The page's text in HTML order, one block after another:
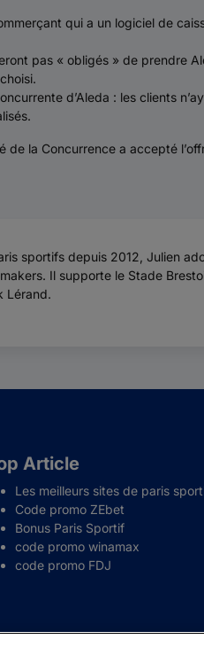
qui a un logiciel de
pas « obligés » de prendre
d’Aleda : les clients
de la Concurrence a accepté
sportifs depuis 2012, Julien
Il supporte le Stade
Lérand.
Article
Les meilleurs sites de paris
Code promo ZEbet
Bonus Paris Sportif
code promo winamax
code promo FDJ